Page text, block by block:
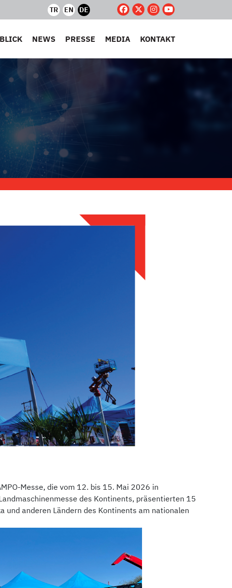
TR EN DE
NEWS PRESSE MEDIA KONTAKT
Messe, die vom 12. bis 15. Mai 2026 in
des Kontinents, präsentierten 15
und anderen Ländern des Kontinents am nationalen